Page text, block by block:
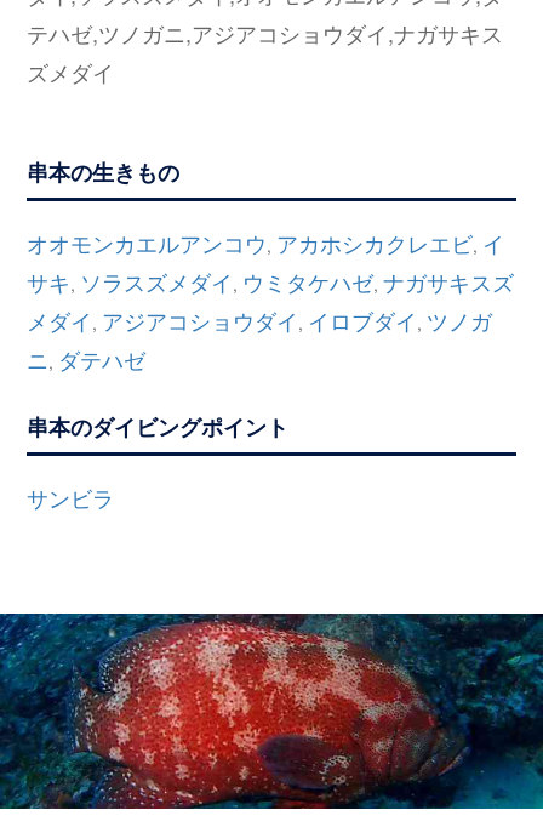
テハゼ,ツノガニ,アジアコショウダイ,ナガサキス
ズメダイ
串本の生きもの
オオモンカエルアンコウ, アカホシカクレエビ, イ
サキ, ソラスズメダイ , ウミタケハゼ,ナガサキスズ
メダイ , アジアコショウダイ , イロブダイ , ツノガ
ニ, ダテハゼ
串本のダイビングポイント
サンビラ